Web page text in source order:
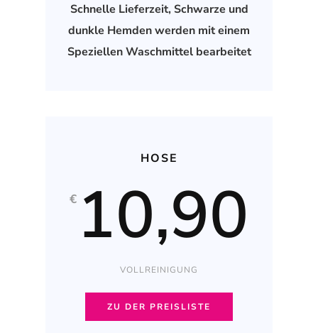
Schnelle Lieferzeit, Schwarze und
dunkle Hemden werden mit einem
Speziellen Waschmittel bearbeitet
HOSE
€ 10,90
VOLLREINIGUNG
ZU DER PREISLISTE